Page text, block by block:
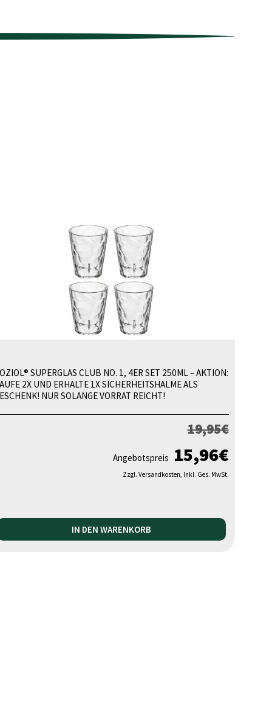
SUPERGLAS CLUB NO. 1, 4ER SET 250ML – AKTION:
2X UND ERHALTE 1X SICHERHEITSHALME ALS
NUR SOLANGE VORRAT REICHT!
19,95€
Angebotspreis 15,96€
Zzgl. Versandkosten, Inkl. Ges. MwSt.
IN DEN WARENKORB